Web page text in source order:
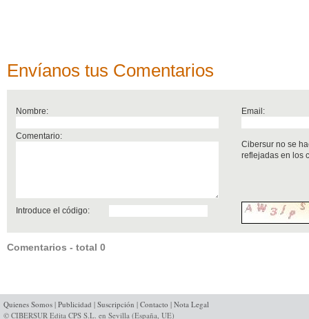
Envíanos tus Comentarios
Nombre: Email:
Comentario:
Cibersur no se
reflejadas en los
Introduce el código:
Comentarios - total 0
Quienes Somos | Publicidad | Suscripción | Contacto | Nota Legal
© CIBERSUR Edita CPS S.L. en Sevilla (España, UE)